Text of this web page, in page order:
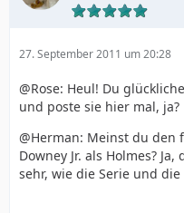
27. September 2011 um 20:28
@Rose: Heul! Du
und poste sie hier mal, ja?
@Herman: Meinst du den
Downey Jr. als Holmes?
sehr, wie die Serie und